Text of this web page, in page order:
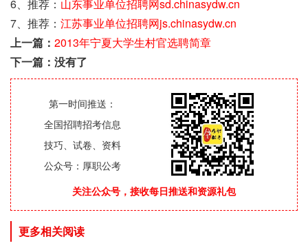
6、推荐： 山东事业单位招聘网sd.chinasydw.cn
7、推荐： 江苏事业单位招聘网js.chinasydw.cn
上一篇： 2013年宁夏大学生村官选聘简章
下一篇：没有了
第一时间推送：
全国招聘招考信息
技巧、试卷、资料
公众号：厚职公考
关注公众号，接收每日推送和资源礼包
更多相关阅读